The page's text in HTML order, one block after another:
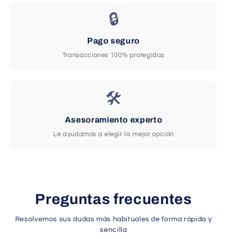
🔒
Pago seguro
Transacciones 100% protegidas
🛠️
Asesoramiento experto
Le ayudamos a elegir la mejor opción
Preguntas frecuentes
Resolvemos sus dudas más habituales de forma rápida y
sencilla